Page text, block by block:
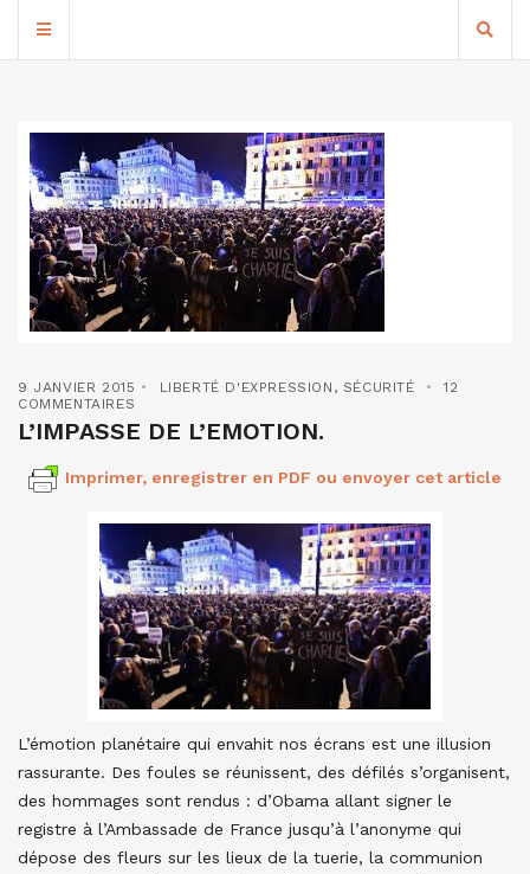
9 JANVIER 2015 LIBERTÉ D'EXPRESSION , SÉCURITÉ
12
COMMENTAIRES
L’IMPASSE DE L’EMOTION.
Imprimer, enregistrer en PDF ou envoyer cet article
L’émotion planétaire qui envahit nos écrans est une illusion
rassurante. Des foules se réunissent, des défilés s’organisent,
des hommages sont rendus : d’Obama allant signer le
registre à l’Ambassade de France jusqu’à l’anonyme qui
dépose des fleurs sur les lieux de la tuerie, la communion